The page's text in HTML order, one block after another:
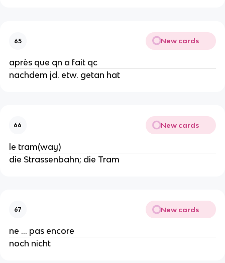
65 New cards
après que qn a fait qc
nachdem jd. etw. getan hat
66 New cards
le tram(way)
die Strassenbahn; die Tram
67 New cards
ne ... pas encore
noch nicht